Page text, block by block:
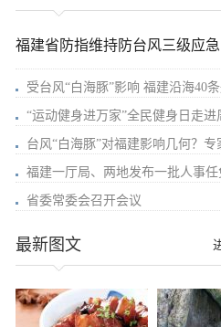
福建省防指维持防台风三级应
受台风“白海豚”影响 福建沿海40
“运动健身进万家”全民健身日走进
台风“白海豚”对福建影响几何？
福建一厅局、两地发布一批人事任
省委常委会召开会议
最新图文